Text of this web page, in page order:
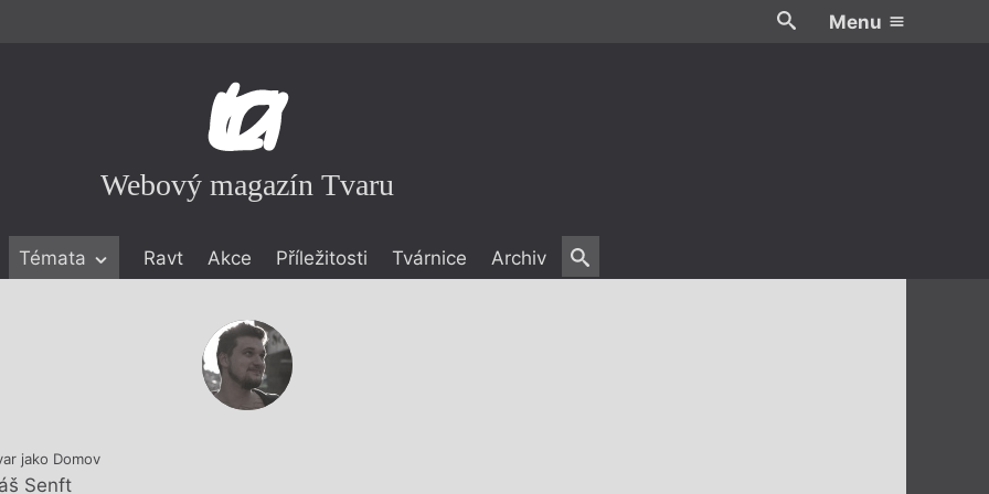
Menu
Webový magazín Tvaru
Témata Ravt Akce Příležitosti Tvárnice Archiv
jako Domov
Senft